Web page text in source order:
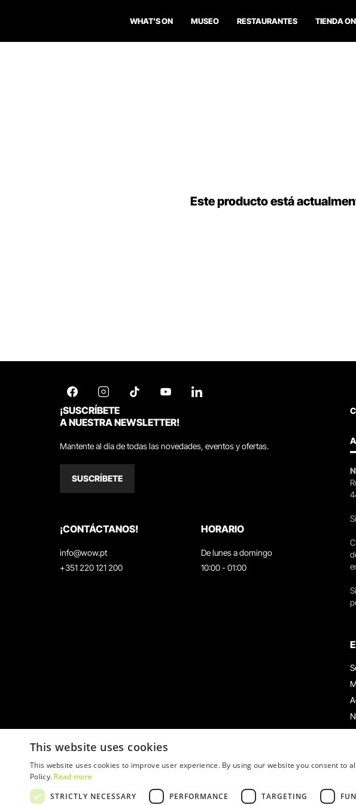
WHAT'S ON MUSEO RESTAURANTES TIENDA
Este producto está
¡SUSCRÍBETE
A NUESTRA NEWSLETTER!
Mantente al día de todas las novedades, eventos y ofertas.
SUSCRÍBETE
¡CONTÁCTANOS!
info@wow.pt
+351 220 121 200
HORARIO
De lunes a domingo
10:00 - 01:00
This website uses cookies
This website uses cookies to improve user experience. By using our website you consent to
Policy. Read more
STRICTLY NECESSARY
PERFORMANCE TARGETING